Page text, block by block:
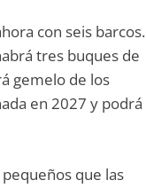
con seis barcos.
tres buques de
gemelo de los
en 2027 y podrá
que las